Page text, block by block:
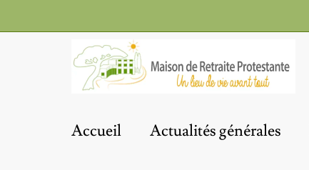
contenu
Accueil Actualités générales